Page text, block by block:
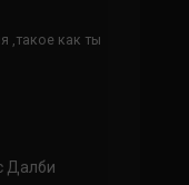
,такое как ты
Далби